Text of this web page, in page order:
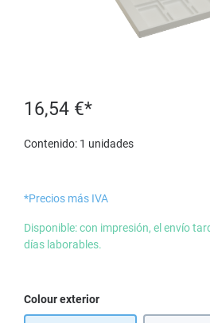
16,54 €*
Contenido: 1 unidades
*Precios más IVA
Disponible: con impresión, el envío
días laborables.
Seleccione
Colour exterior